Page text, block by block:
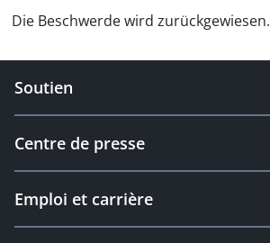
Die Beschwerde wird zurückgewiesen.
Soutien
Centre de presse
Emploi et carrière